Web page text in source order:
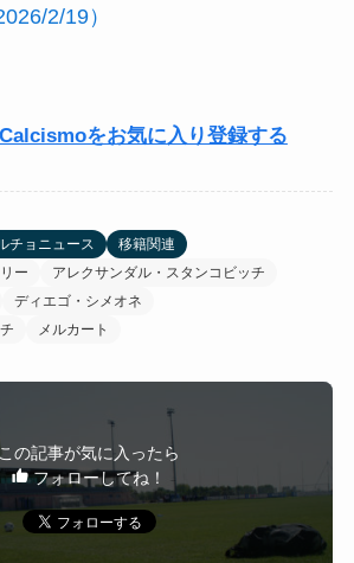
2/19）
をお気に入り登録する
チョニュース
移籍関連
ー
アレクサンダル・スタンコビッチ
ディエゴ・シメオネ
メルカート
この記事が気に入ったら
フォローしてね！